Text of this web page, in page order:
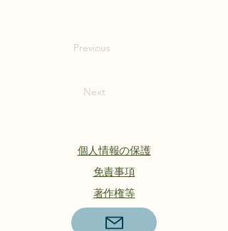
Previous
Next
個人情報の保護
​免責事項
著作権等